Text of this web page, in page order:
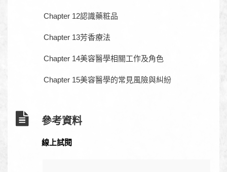
Chapter 12認識藥粧品
Chapter 13芳香療法
Chapter 14美容醫學相關工作及角色
Chapter 15美容醫學的常見風險與糾紛
參考資料
線上試閱